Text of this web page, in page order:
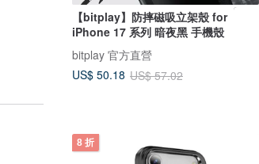
【bitplay】防摔磁吸立架殼 for
iPhone 17 系列 暗夜黑 手機殼
bitplay 官方直營
US$ 50.18 US$ 57.02
8 折